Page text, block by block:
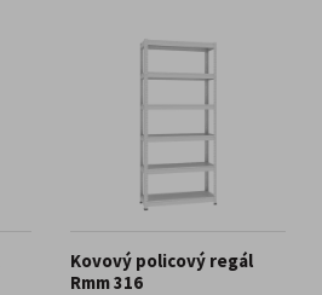
Kovový policový regál
Rmm 316